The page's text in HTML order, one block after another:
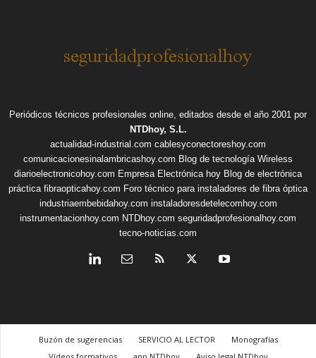
Periódicos técnicos profesionales online, editados desde el año 2001 por
NTDhoy, S.L.
actualidad-industrial.com cablesyconectoreshoy.com
comunicacionesinalambricashoy.com Blog de tecnología Wireless
diarioelectronicohoy.com Empresa Electrónica hoy Blog de electrónica
práctica fibraopticahoy.com Foro técnico para instaladores de fibra óptica
industriaembebidahoy.com instaladoresdetelecomhoy.com
instrumentacionhoy.com NTDhoy.com seguridadprofesionalhoy.com
tecno-noticias.com
Buzón de sugerencias SERVICIO AL LECTOR
Monografías